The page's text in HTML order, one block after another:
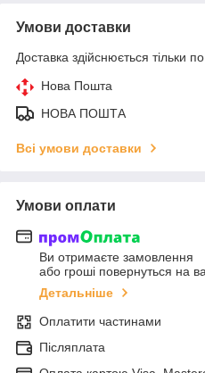
Умови доставки
Доставка здійснюється тільки
Нова Пошта
НОВА ПОШТА
Всі умови доставки
Умови оплати
Ви отримаєте замовлення
або гроші повернуться на
Детальніше
Оплатити частинами
Післяплата